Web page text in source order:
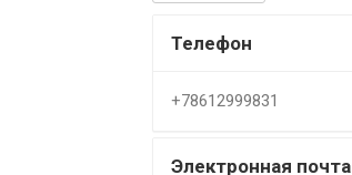
Телефон
+78612999831
Электронная почта